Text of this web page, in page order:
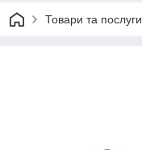
Товари та послуги